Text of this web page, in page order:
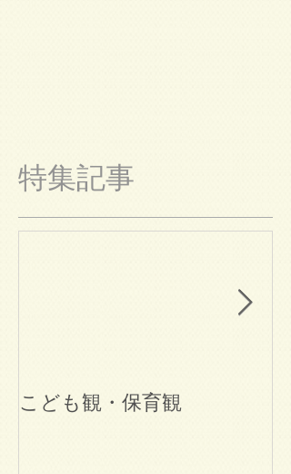
特集記事
こども観・保育観